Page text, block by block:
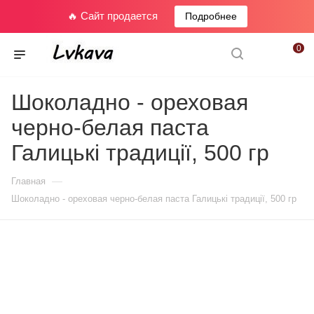
🔥 Сайт продается Подробнее
0
Шоколадно - ореховая
черно-белая паста
Галицькі традиції, 500 гр
Главная —
Шоколадно - ореховая черно-белая паста Галицькі традиції, 500 гр